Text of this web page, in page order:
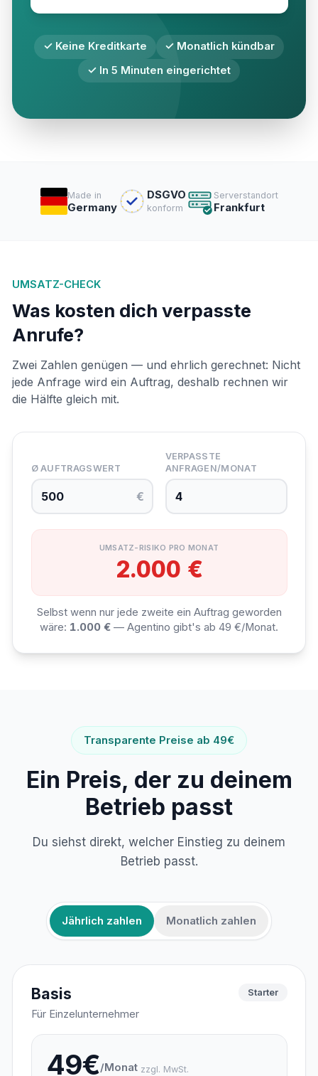
✓ Keine Kreditkarte
✓ Monatlich kündbar
✓ In 5 Minuten eingerichtet
Made in
Germany
DSGVO
konform
Serverstandort
Frankfurt
UMSATZ-CHECK
Was kosten dich verpasste
Anrufe?
Zwei Zahlen genügen — und ehrlich gerechnet: Nicht
jede Anfrage wird ein Auftrag, deshalb rechnen wir
die Hälfte gleich mit.
Ø AUFTRAGSWERT
€
VERPASSTE
ANFRAGEN/MONAT
UMSATZ-RISIKO PRO MONAT
2.000 €
Selbst wenn nur jede zweite ein Auftrag geworden
wäre: 1.000 € — Agentino gibt's ab 49 €/Monat.
Transparente Preise ab 49€
Ein Preis, der zu deinem
Betrieb passt
Du siehst direkt, welcher Einstieg zu deinem
Betrieb passt.
Jährlich zahlen Monatlich zahlen
Basis
Für Einzelunternehmer
Starter
49€/Monat zzgl. MwSt.